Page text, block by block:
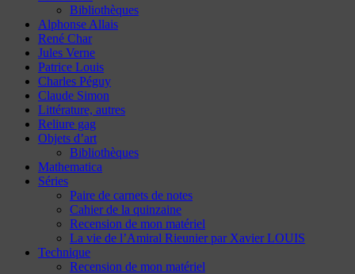
Bibliothèques
Alphonse Allais
René Char
Jules Verne
Patrice Louis
Charles Péguy
Claude Simon
Littérature, autres
Reliure gag
Objets d’art
Bibliothèques
Mathematica
Séries
Paire de carnets de notes
Cahier de la quinzaine
Recension de mon matériel
La vie de l’Amiral Rieunier par Xavier LOUIS
Technique
Recension de mon matériel